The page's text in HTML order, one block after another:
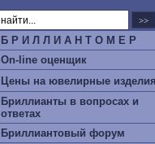
Б Р И Л Л И А Н Т О М Е Р
On-line оценщик
Цены на ювелирные изделия
Бриллианты в вопросах и
ответах
Бриллиантовый форум